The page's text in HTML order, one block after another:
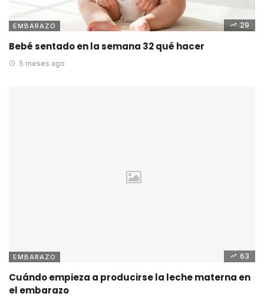
EMBARAZO 29
Bebé sentado en la semana 32 qué hacer
5 meses ago
EMBARAZO 63
Cuándo empieza a producirse la leche materna en
el embarazo